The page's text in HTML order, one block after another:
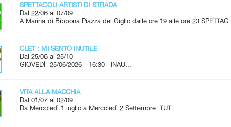
SPETTACOLI ARTISTI DI STRADA
Dal 22/06 al 07/09
A Marina di Bibbona Piazza del Giglio dalle ore 19 alle ore 23 SPETTAC...
CLET : MI SENTO INUTILE
Dal 25/06 al 25/10
GIOVEDÌ 25/06/2026 - 16:30 INAU...
VITA ALLA MACCHIA
Dal 01/07 al 02/09
Da Mercoledì 1 luglio a Mercoledì 2 Settembre TUT...